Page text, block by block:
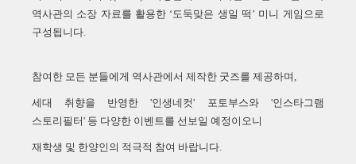
역사관의 소장 자료를 활용한 ‘ 도둑맞은 생일 떡 ’ 미니 게임으로
구성됩니다.
참여한 모든 분들에게 역사관에서 제작한 굿즈를 제공하며,
세대 취향을 반영한 '인생네컷' 포토부스와 '인스타그램
스토리필터' 등 다양한 이벤트를 선보일 예정이오니
재학생 및 한양인의 적극적 참여 바랍니다.